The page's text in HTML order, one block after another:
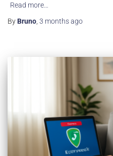
Read more…
By Bruno 3 monthsago